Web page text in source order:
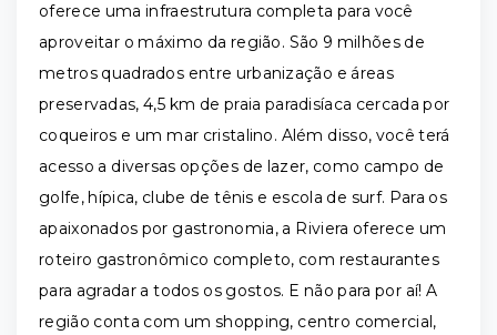
oferece uma infraestrutura completa para você
aproveitar o máximo da região. São 9 milhões de
metros quadrados entre urbanização e áreas
preservadas, 4,5 km de praia paradisíaca cercada por
coqueiros e um mar cristalino. Além disso, você terá
acesso a diversas opções de lazer, como campo de
golfe, hípica, clube de tênis e escola de surf. Para os
apaixonados por gastronomia, a Riviera oferece um
roteiro gastronômico completo, com restaurantes
para agradar a todos os gostos. E não para por aí! A
região conta com um shopping, centro comercial,